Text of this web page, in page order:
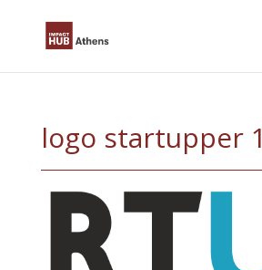
logo startupper 1